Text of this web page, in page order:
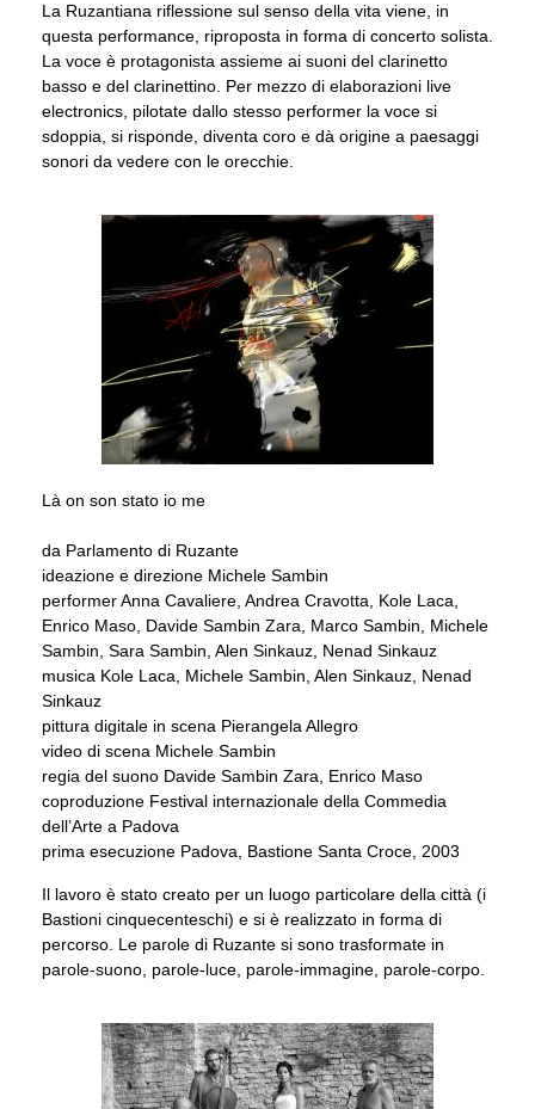
La Ruzantiana riflessione sul senso della vita viene, in
questa performance, riproposta in forma di concerto solista.
La voce è protagonista assieme ai suoni del clarinetto
basso e del clarinettino. Per mezzo di elaborazioni live
electronics, pilotate dallo stesso performer la voce si
sdoppia, si risponde, diventa coro e dà origine a paesaggi
sonori da vedere con le orecchie.
Là on son stato io me
da Parlamento di Ruzante
ideazione e direzione Michele Sambin
performer Anna Cavaliere, Andrea Cravotta, Kole Laca,
Enrico Maso, Davide Sambin Zara, Marco Sambin, Michele
Sambin, Sara Sambin, Alen Sinkauz, Nenad Sinkauz
musica Kole Laca, Michele Sambin, Alen Sinkauz, Nenad
Sinkauz
pittura digitale in scena Pierangela Allegro
video di scena Michele Sambin
regia del suono Davide Sambin Zara, Enrico Maso
coproduzione Festival internazionale della Commedia
dell’Arte a Padova
prima esecuzione Padova, Bastione Santa Croce, 2003
Il lavoro è stato creato per un luogo particolare della città (i
Bastioni cinquecenteschi) e si è realizzato in forma di
percorso. Le parole di Ruzante si sono trasformate in
parole-suono, parole-luce, parole-immagine, parole-corpo.